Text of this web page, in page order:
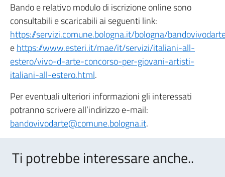
Bando e relativo modulo di iscrizione online sono
consultabili e scaricabili ai seguenti link:
https://servizi.comune.bologna.it/bologna/
ehttps://www.esteri.it/mae/it/servizi/italiani-all-
estero/vivo-d-arte-concorso-per-giovani-artisti-
italiani-all-estero.html.
Per eventuali ulteriori informazioni gli interessati
potranno scrivere all’indirizzo e-mail:
bandovivodarte@comune.bologna.it.
Ti potrebbe interessare anche..